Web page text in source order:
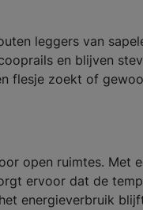
leggers van
en blijven
flesje zoekt of
open ruimtes. Met
ervoor dat de
energieverbruik